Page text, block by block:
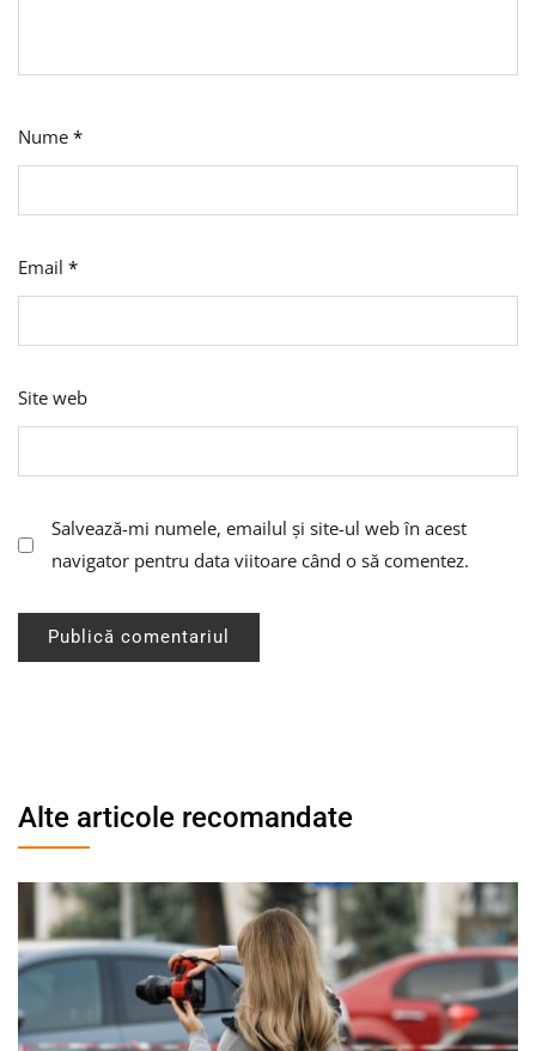
Nume *
Email *
Site web
Salvează-mi numele, emailul și site-ul web în acest
navigator pentru data viitoare când o să comentez.
Alte articole recomandate